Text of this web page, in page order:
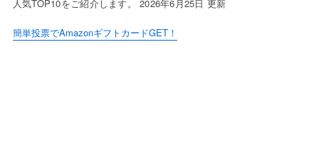
人気TOP10をご紹介します。 2026年6月25日 更新
簡単投票でAmazonギフトカードGET！